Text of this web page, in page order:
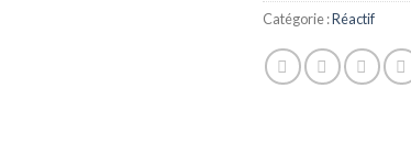
Catégorie :Réactif